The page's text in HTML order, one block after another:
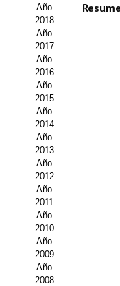
Presentación ITEA
Equipo Editorial
Leer revista ITEA
Directrices para
Políticas Editoriales
Propuesta Volumen
Sello Calidad FECYT
Premio Prensa Agraria
Buscador de Artículos
JORNADAS AIDA
Año
2018
Año
2017
Año
2016
Año
2015
Año
2014
Año
2013
Año
2012
Año
2011
Año
2010
Año
2009
Año
2008